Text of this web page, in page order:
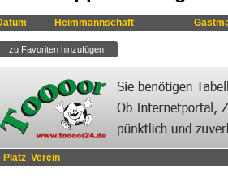
Heimmannschaft
Platz Verein